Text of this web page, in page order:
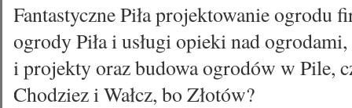
Fantastyczne Piła projektowanie ogrodu
ogrody Piła i usługi opieki nad
i projekty oraz budowa ogrodów w Pile,
Chodziez i Wałcz, bo Złotów?